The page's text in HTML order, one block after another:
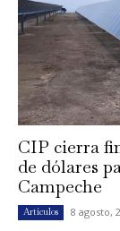
CIP cierra
de dólares
Campeche
Artículos 8 agosto,